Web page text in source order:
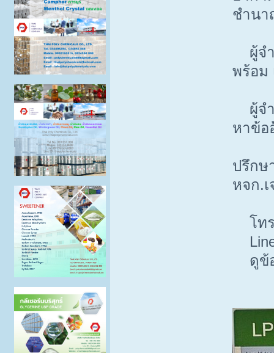
ชำนา
ผู้จำ
พร้อม
ผู้จำ
หาข้อ
ปรึกษ
หจก.
โทร
Line
ดูข้อ